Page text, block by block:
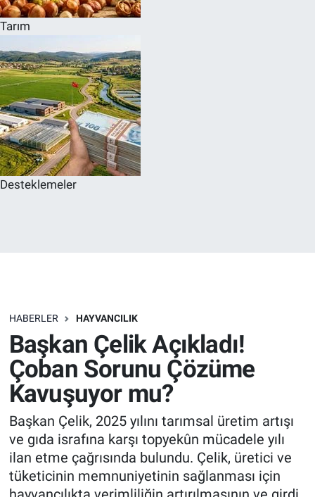
Tarım
Desteklemeler
HABERLER HAYVANCILIK
Başkan Çelik Açıkladı!
Çoban Sorunu Çözüme
Kavuşuyor mu?
Başkan Çelik, 2025 yılını tarımsal üretim artışı
ve gıda israfına karşı topyekûn mücadele yılı
ilan etme çağrısında bulundu. Çelik, üretici ve
tüketicinin memnuniyetinin sağlanması için